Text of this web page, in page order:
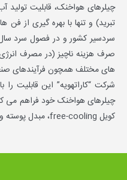
چیلرهای هواخنک، قابلیت تولید
تبرید) و تنها با بهره گیری از فن
سردسیر کشور و در فصول سرد سال
صرف هزینه ناچیز (در مصرف
های مختلف همچون فرآیندهای
چیلرهای هواخنک خود فراهم
کویل free-cooling، مبدل پوسته و لوله، و شیر سه راهه برقی می باشد.